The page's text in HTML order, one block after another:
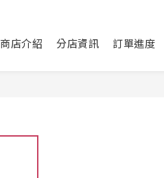
商店介紹 分店資訊 訂單進度